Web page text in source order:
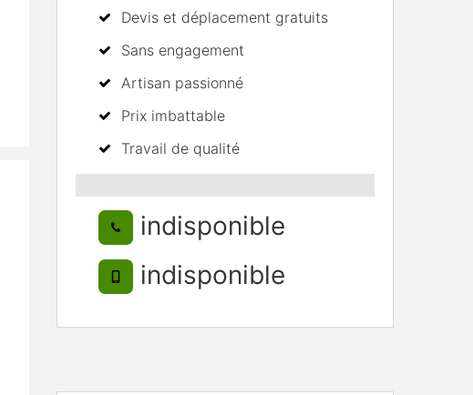
Devis et déplacement gratuits
Sans engagement
Artisan passionné
Prix imbattable
Travail de qualité
indisponible
indisponible